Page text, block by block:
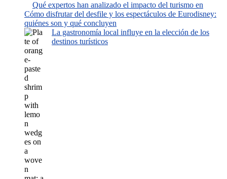
Qué expertos han analizado el impacto del turismo en
Cómo disfrutar del desfile y los espectáculos de Eurodisney:
quiénes son y qué concluyen
La gastronomía local influye en la elección de los
destinos turísticos